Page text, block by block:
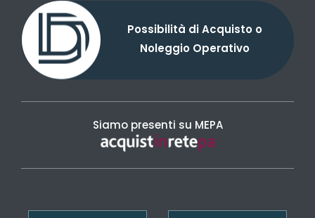
Possibilità di Acquisto o
Noleggio Operativo
Siamo presenti su MEPA